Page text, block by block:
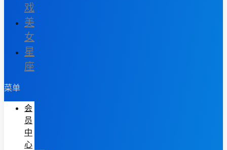
戏
美
女
星
座
菜单
会
员
中
心